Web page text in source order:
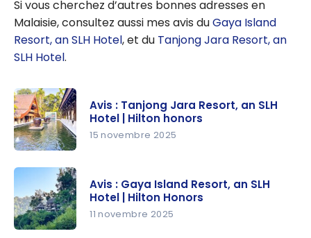
Si vous cherchez d’autres bonnes adresses en
Malaisie, consultez aussi mes avis duGaya Island
Resort, an SLH Hotel, et du Tanjong Jara Resort, an
SLH Hotel.
Tanjong
Jara
Resort, an
SLH Hotel |
Avis : Tanjong Jara Resort, an SLH
Hotel | Hilton honors
15 novembre 2025
Avis : Gaya Island Resort, an SLH
Hotel | Hilton Honors
11 novembre 2025